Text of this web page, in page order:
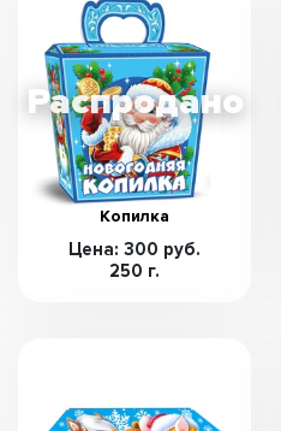
Копилка
Цена: 300 руб.
250 г.